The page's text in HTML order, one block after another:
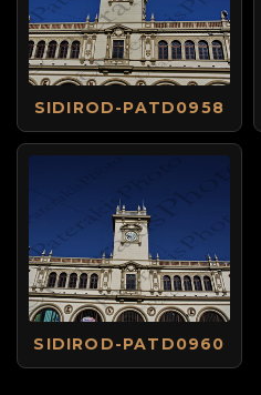
SIDIROD-PATD0958
SIDIROD-PATD0960